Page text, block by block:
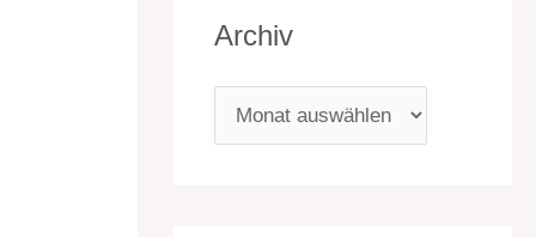
Archiv